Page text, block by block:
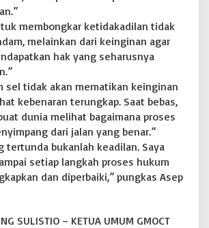
membongkar ketidakadilan tidak
melainkan dari keinginan agar
hak yang seharusnya
sel tidak akan mematikan keinginan
kebenaran terungkap. Saat bebas,
dunia melihat bagaimana proses
dari jalan yang benar.”
tertunda bukanlah keadilan. Saya
setiap langkah proses hukum
dan diperbaiki,” pungkas Asep
SULISTIO – KETUA UMUM GMOCT